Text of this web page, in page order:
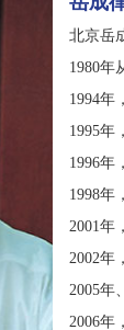
北京岳
1980年
1994年
1995年
1996年
1998年
2001年
2002年
2005年
2006年